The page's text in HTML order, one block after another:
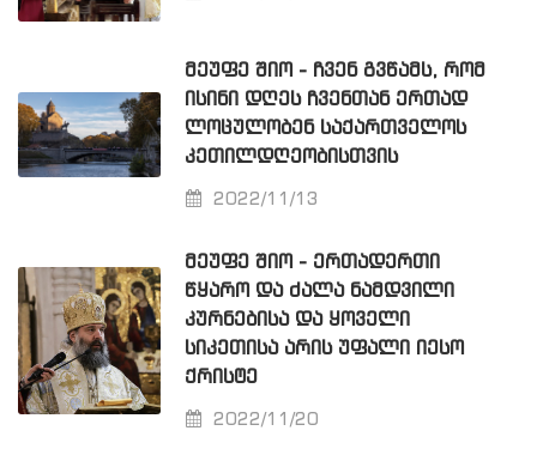
ᲛᲔᲣᲤᲔ ᲨᲘᲝ - ᲩᲕᲔᲜ ᲒᲕᲬᲐᲛᲡ, ᲠᲝᲛ
ᲘᲡᲘᲜᲘ ᲓᲦᲔᲡ ᲩᲕᲔᲜᲗᲐᲜ ᲔᲠᲗᲐᲓ
ᲚᲝᲪᲣᲚᲝᲑᲔᲜ ᲡᲐᲥᲐᲠᲗᲕᲔᲚᲝᲡ
ᲙᲔᲗᲘᲚᲓᲦᲔᲝᲑᲘᲡᲗᲕᲘᲡ
2022/11/13
ᲛᲔᲣᲤᲔ ᲨᲘᲝ - ᲔᲠᲗᲐᲓᲔᲠᲗᲘ
ᲬᲧᲐᲠᲝ ᲓᲐ ᲫᲐᲚᲐ ᲜᲐᲛᲓᲕᲘᲚᲘ
ᲙᲣᲠᲜᲔᲑᲘᲡᲐ ᲓᲐ ᲧᲝᲕᲔᲚᲘ
ᲡᲘᲙᲔᲗᲘᲡᲐ ᲐᲠᲘᲡ ᲣᲤᲐᲚᲘ ᲘᲔᲡᲝ
ᲥᲠᲘᲡᲢᲔ
2022/11/20